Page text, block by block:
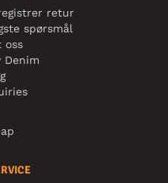
retur
spørsmål
oss
Denim